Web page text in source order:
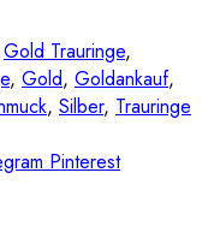
Gold Trauringe,
, Gold, Goldankauf,
, Silber, Trauringe
Pinterest